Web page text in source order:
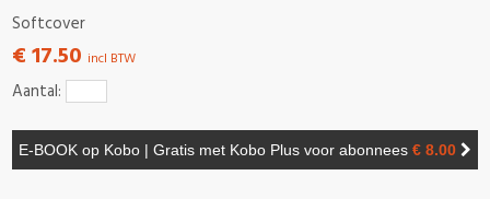
Softcover
€ 17.50 incl BTW
Aantal:
E-BOOK op Kobo | Gratis met Kobo Plus voor abonnees € 8.00